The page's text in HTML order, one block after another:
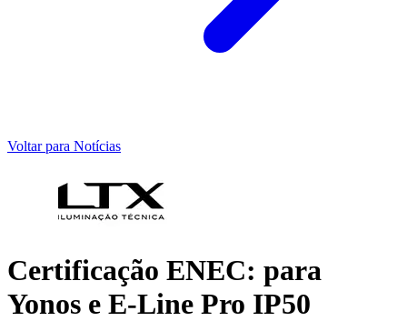
Voltar para Notícias
Certificação ENEC: para
Yonos e E-Line Pro IP50